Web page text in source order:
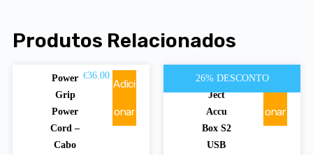
Produtos Relacionados
Power
Grip
Power
Cord –
Cabo
€36.00
Adici
onar
26% DESCONTO
Pro-
Ject
Accu
Box S2
USB
€145.00
Adici
onar